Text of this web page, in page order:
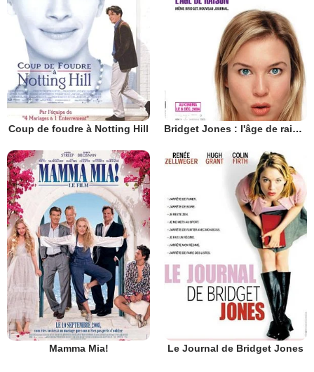
Coup de foudre à Notting Hill Bridget Jones : l'âge de raison
Mamma Mia! Le Journal de Bridget Jones